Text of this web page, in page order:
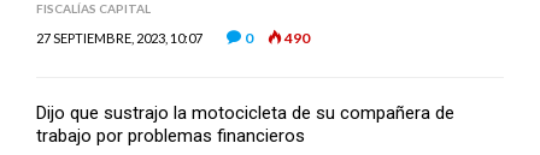
FISCALÍAS CAPITAL
27 SEPTIEMBRE, 2023, 10:07 0 490
Dijo que sustrajo la motocicleta de su compañera de
trabajo por problemas financieros